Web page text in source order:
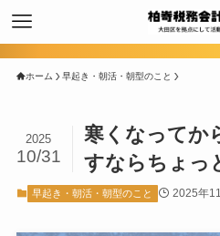
ホーム 早起き・朝活・朝型のこと
寒くなってか
すならちょっ
2025
10/31
早起き・朝活・朝型のこと 2025年